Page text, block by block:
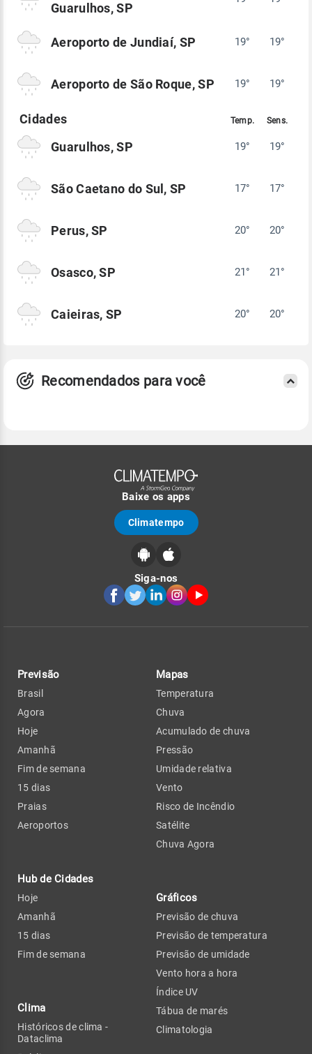
Guarulhos, SP
Aeroporto de Jundiaí, SP 19° 19°
Aeroporto de São Roque, SP 19° 19°
Guarulhos, SP 19° 19°
São Caetano do Sul, SP 17° 17°
Perus, SP 20° 20°
Osasco, SP 21° 21°
Caieiras, SP 20° 20°
Recomendados para você
Baixe os apps
Climatempo
Siga-nos
Previsão
Brasil
Agora
Hoje
Amanhã
Fim de semana
15 dias
Praias
Aeroportos
Hub de Cidades
Hoje
Amanhã
15 dias
Fim de semana
Clima
Históricos de clima -
Dataclima
Mapas
Temperatura
Chuva
Acumulado de chuva
Pressão
Umidade relativa
Vento
Risco de Incêndio
Satélite
Chuva Agora
Gráficos
Previsão de chuva
Previsão de temperatura
Previsão de umidade
Vento hora a hora
Índice UV
Tábua de marés
Climatologia